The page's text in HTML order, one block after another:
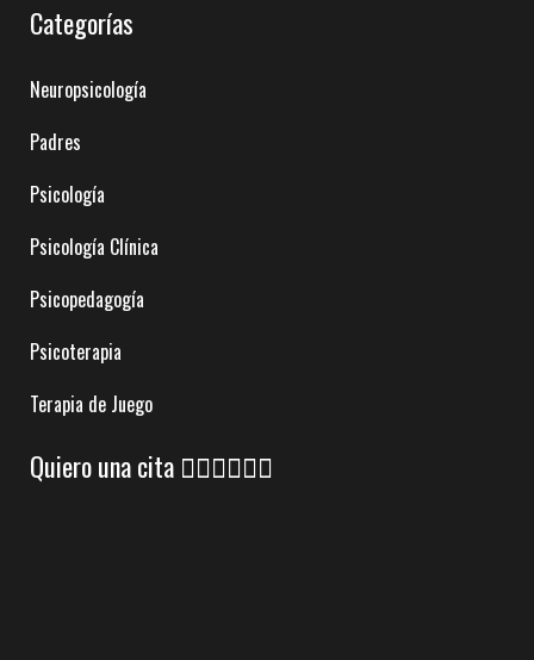
Categorías
Neuropsicología
Padres
Psicología
Psicología Clínica
Psicopedagogía
Psicoterapia
Terapia de Juego
Quiero una cita 👇🏼👇🏼👇🏼